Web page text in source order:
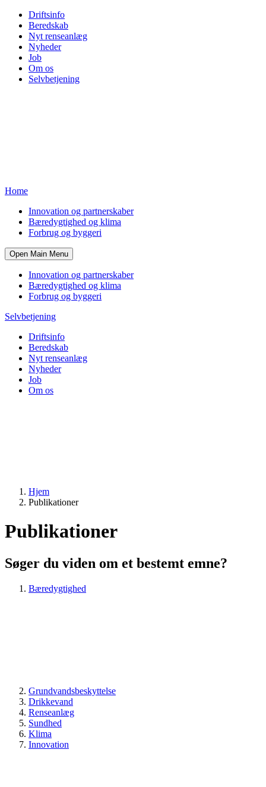
Driftsinfo
Beredskab
Nyt renseanlæg
Nyheder
Job
Om os
Selvbetjening
Home
Innovation og partnerskaber
Bæredygtighed og klima
Forbrug og byggeri
Open Main Menu
Innovation og partnerskaber
Bæredygtighed og klima
Forbrug og byggeri
Selvbetjening
Driftsinfo
Beredskab
Nyt renseanlæg
Nyheder
Job
Om os
Hjem
Publikationer
Publikationer
Søger du viden om et bestemt emne?
Bæredygtighed
Grundvandsbeskyttelse
Drikkevand
Renseanlæg
Sundhed
Klima
Innovation